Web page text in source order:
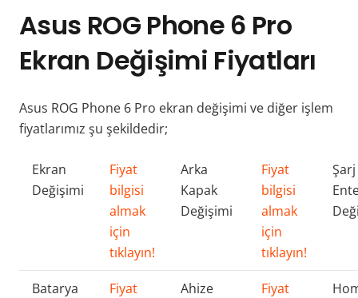
Asus ROG Phone 6 Pro
Ekran Değişimi Fiyatları
Asus ROG Phone 6 Pro ekran değişimi ve diğer işlem
fiyatlarımız şu şekildedir;
Ekran
Değişimi
Fiyat
bilgisi
almak
için
tıklayın!
Arka
Kapak
Değişimi
Fiyat
bilgisi
almak
için
tıklayın!
Şarj
Batarya
Fiyat
Ahize
Fiyat